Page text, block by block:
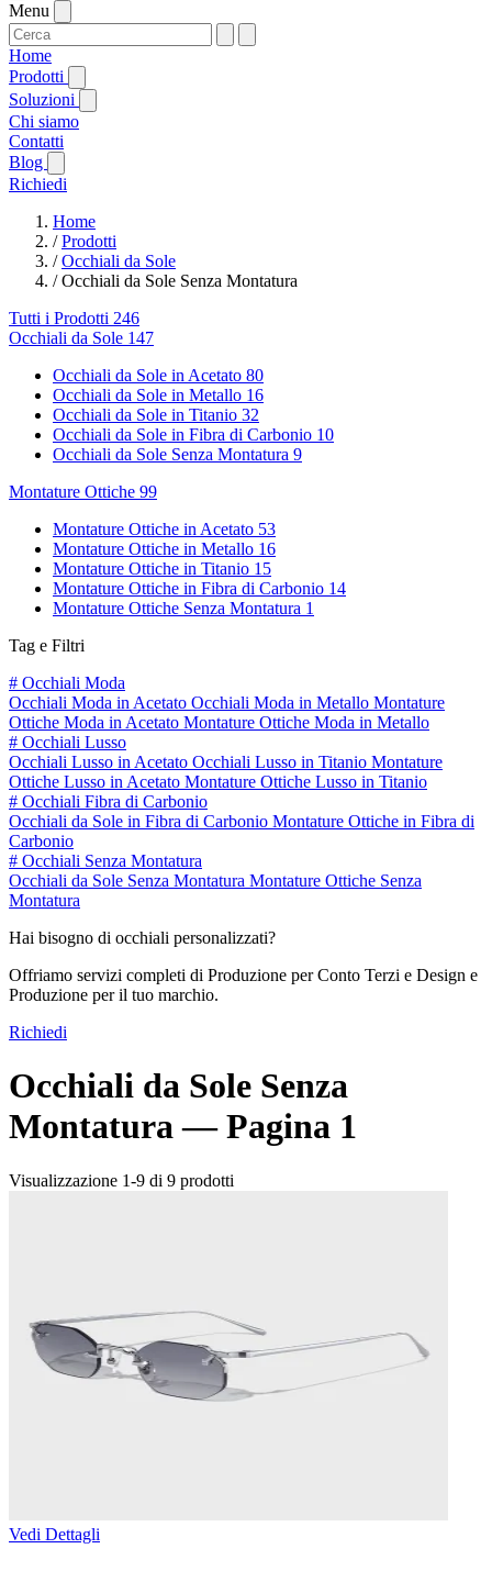
Menu
Home
Prodotti
Soluzioni
Chi siamo
Contatti
Blog
Richiedi
Home
/Prodotti
/Occhiali da Sole
/Occhiali da Sole Senza Montatura
Tutti i Prodotti 246
Occhiali da Sole 147
Occhiali da Sole in Acetato 80
Occhiali da Sole in Metallo 16
Occhiali da Sole in Titanio 32
Occhiali da Sole in Fibra di Carbonio 10
Occhiali da Sole Senza Montatura 9
Montature Ottiche 99
Montature Ottiche in Acetato 53
Montature Ottiche in Metallo 16
Montature Ottiche in Titanio 15
Montature Ottiche in Fibra di Carbonio 14
Montature Ottiche Senza Montatura 1
Tag e Filtri
# Occhiali Moda
Occhiali Moda in Acetato Occhiali Moda in Metallo Montature
Ottiche Moda in Acetato Montature Ottiche Moda in Metallo
# Occhiali Lusso
Occhiali Lusso in Acetato Occhiali Lusso in Titanio Montature
Ottiche Lusso in Acetato Montature Ottiche Lusso in Titanio
# Occhiali Fibra di Carbonio
Occhiali da Sole in Fibra di Carbonio Montature Ottiche in Fibra di
Carbonio
# Occhiali Senza Montatura
Occhiali da Sole Senza Montatura Montature Ottiche Senza
Montatura
Hai bisogno di occhiali personalizzati?
Offriamo servizi completi di Produzione per Conto Terzi e Design e
Produzione per il tuo marchio.
Richiedi
Occhiali da Sole Senza
Montatura —Pagina 1
Visualizzazione 1-9 di 9 prodotti
Vedi Dettagli